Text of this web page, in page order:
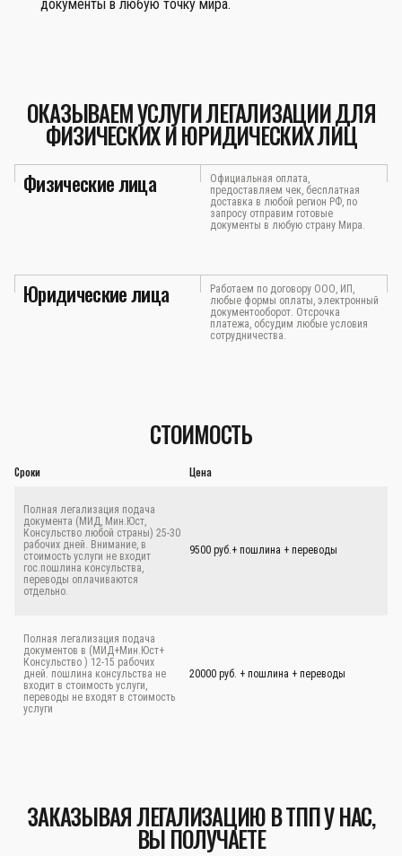
документы в любую точку мира.
ОКАЗЫВАЕМ УСЛУГИ ЛЕГАЛИЗАЦИИ ДЛЯ
ФИЗИЧЕСКИХ И ЮРИДИЧЕСКИХ ЛИЦ
Физические лица
Официальная оплата,
предоставляем чек, бесплатная
доставка в любой регион РФ, по
запросу отправим готовые
документы в любую страну Мира.
Юридические лица
Работаем по договору ООО, ИП,
любые формы оплаты, электронный
документооборот. Отсрочка
платежа, обсудим любые условия
сотрудничества.
СТОИМОСТЬ
Сроки Цена
Полная легализация подача
документа (МИД, Мин.Юст,
Консульство любой страны) 25-30
рабочих дней. Внимание, в
стоимость услуги не входит
гос.пошлина консульства,
переводы оплачиваются
отдельно.
9500 руб.+ пошлина + переводы
Полная легализация подача
документов в (МИД+Мин.Юст+
Консульство ) 12-15 рабочих
дней. пошлина консульства не
входит в стоимость услуги,
переводы не входят в стоимость
услуги
20000 руб. + пошлина + переводы
ЗАКАЗЫВАЯ ЛЕГАЛИЗАЦИЮ В ТПП У НАС,
ВЫ ПОЛУЧАЕТЕ